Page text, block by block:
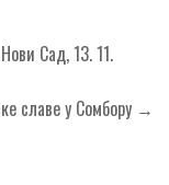
Сад, 13. 11.
славе у Сомбору →